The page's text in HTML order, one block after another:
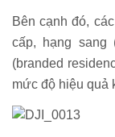
Bên cạnh đó,
cấp, hạng sang
(branded
mức độ hiệu quả